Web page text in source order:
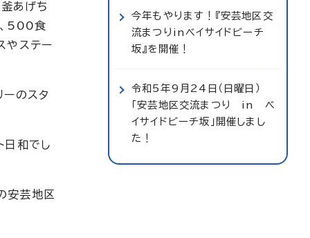
あげち
、500食
やステー
ーのスタ
日和でし
安芸地区
今年もやります！『安芸地区交
流まつりinベイサイドビーチ
坂』を開催！
令和5年9月24日（日曜日）
「安芸地区交流まつり in ベ
イサイドビーチ坂」開催しまし
た！